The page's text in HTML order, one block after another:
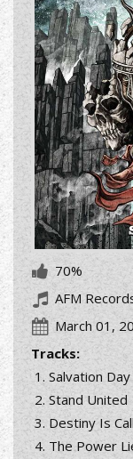
70%
AFM
March 01,
Tracks:
Salvation Day
Stand United
Destiny Is
The Power